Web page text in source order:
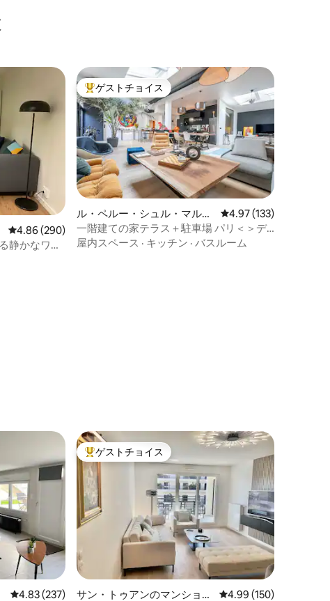
レビュー290件、5つ星中4.86つ星の平均評価
4.86 (290)
静かなワン
大好評のゲストチョイスです。
ゲストチョイス
ル・ペルー・シュル・マルヌ
の一軒家
レビュー133件、5つ
4.97 (133)
一階建ての家テラス＋駐車場 パリ＜＞デ
ィズニー
屋内スペース · キッチン · バスルーム
レビュー237件、5つ星中4.83つ星の平均評価
4.83 (237)
大好評のゲストチョイスです。
ゲストチョイス
サン・トゥアンのマンショ
レビュー150件、5つ
4.99 (150)